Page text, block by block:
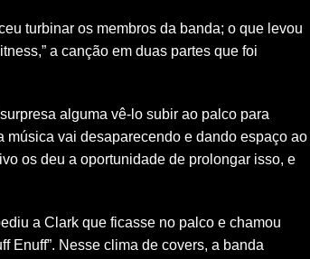
turbinar os membros da banda; o que levou
a canção em duas partes que foi
alguma vê-lo subir ao palco para
música vai desaparecendo e dando espaço ao
os deu a oportunidade de prolongar isso, e
a Clark que ficasse no palco e chamou
Enuff”. Nesse clima de covers, a banda